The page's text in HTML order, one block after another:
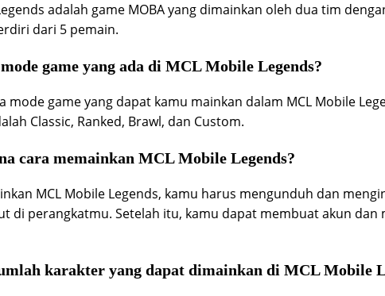
adalah game MOBA yang dimainkan oleh dua tim
dari 5 pemain.
game yang ada di MCL Mobile Legends?
mode game yang dapat kamu mainkan dalam MCL Mobile
Classic, Ranked, Brawl, dan Custom.
cara memainkan MCL Mobile Legends?
MCL Mobile Legends, kamu harus mengunduh dan
di perangkatmu. Setelah itu, kamu dapat membuat akun dan
karakter yang dapat dimainkan di MCL Mobile